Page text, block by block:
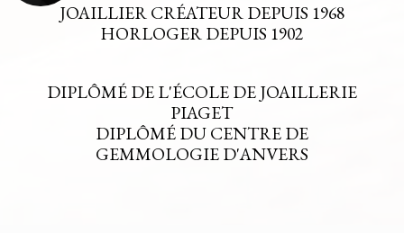
JOAILLIER CRÉATEUR DEPUIS 1968
HORLOGER DEPUIS 1902
DIPLÔMÉ DE L'ÉCOLE DE JOAILLERIE
PIAGET
DIPLÔMÉ DU CENTRE DE
GEMMOLOGIE D'ANVERS
Voir le certificat